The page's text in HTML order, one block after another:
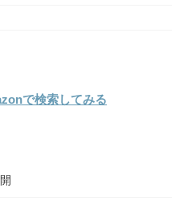
で検索してみる